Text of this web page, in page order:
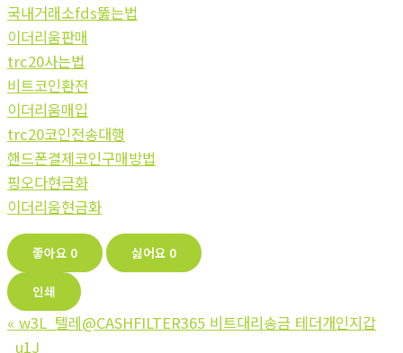
국내거래소fds뚫는법
이더리움판매
trc20사는법
비트코인환전
이더리움매입
trc20코인전송대행
핸드폰결제코인구매방법
핑오다현금화
이더리움현금화
좋아요 0 싫어요 0
인쇄
« w3L_텔레@CASHFILTER365 비트대리송금 테더개인지갑
_u1J